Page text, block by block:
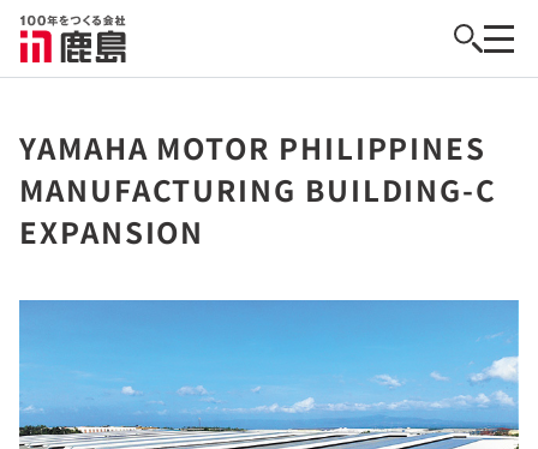
YAMAHA MOTOR PHILIPPINES
MANUFACTURING BUILDING-C
EXPANSION